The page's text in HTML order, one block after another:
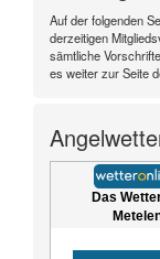
Auf der folgenden
derzeitigen
sämtliche
es weiter zur Seite
Das